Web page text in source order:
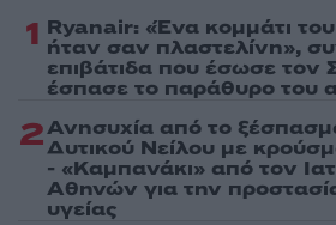
1 Ryanair: «Ένα κομμάτι
ήταν σαν πλαστελίνη»,
επιβάτιδα που έσωσε τον
έσπασε το παράθυρο του
2Ανησυχία από το
Δυτικού Νείλου με
- «Καμπανάκι» από τον
Αθηνών για την
υγείας